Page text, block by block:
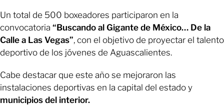
Un total de 500 boxeadores participaron en la
convocatoria “Buscando al Gigante de México… De la
Calle a Las Vegas”, con el objetivo de proyectar el talento
deportivo de los jóvenes de Aguascalientes.
Cabe destacar que este año se mejoraron las
instalaciones deportivas en la capital del estado y
municipios del interior.